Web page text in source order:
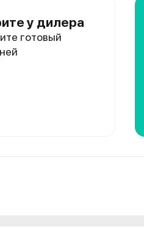
у дилера
готовый